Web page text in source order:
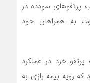
پرتفوهای سودده در
به همراهان خود
خرد در عملکرد
رویه بیمه رازی به